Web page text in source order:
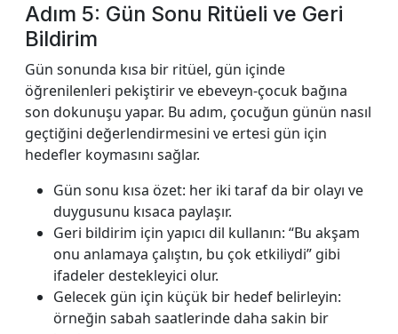
Adım 5: Gün Sonu Ritüeli ve Geri
Bildirim
Gün sonunda kısa bir ritüel, gün içinde
öğrenilenleri pekiştirir ve ebeveyn-çocuk bağına
son dokunuşu yapar. Bu adım, çocuğun günün nasıl
geçtiğini değerlendirmesini ve ertesi gün için
hedefler koymasını sağlar.
Gün sonu kısa özet: her iki taraf da bir olayı ve
duygusunu kısaca paylaşır.
Geri bildirim için yapıcı dil kullanın: “Bu akşam
onu anlamaya çalıştın, bu çok etkiliydi” gibi
ifadeler destekleyici olur.
Gelecek gün için küçük bir hedef belirleyin:
örneğin sabah saatlerinde daha sakin bir